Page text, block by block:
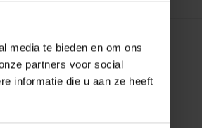
media te bieden en om ons
partners voor social
informatie die u aan ze heeft